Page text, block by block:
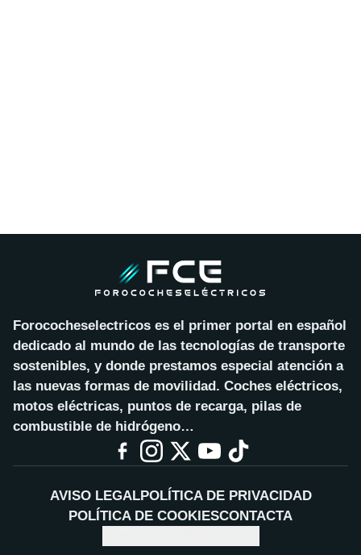
Forococheselectricos es el primer portal en español
dedicado al mundo de las tecnologías de transporte
sostenibles, y donde prestamos especial atención a
las nuevas formas de movilidad. Coches eléctricos,
motos eléctricas, puntos de recarga, pilas de
combustible de hidrógeno…
AVISO LEGALPOLÍTICA DE PRIVACIDAD
POLÍTICA DE COOKIESCONTACTA